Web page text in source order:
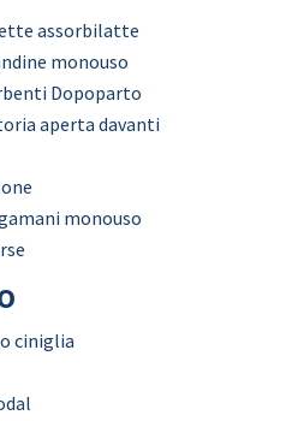
assorbilatte
monouso
Dopoparto
aperta davanti
monouso
ciniglia